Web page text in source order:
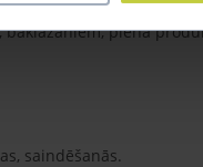
piena
saindēšanās.